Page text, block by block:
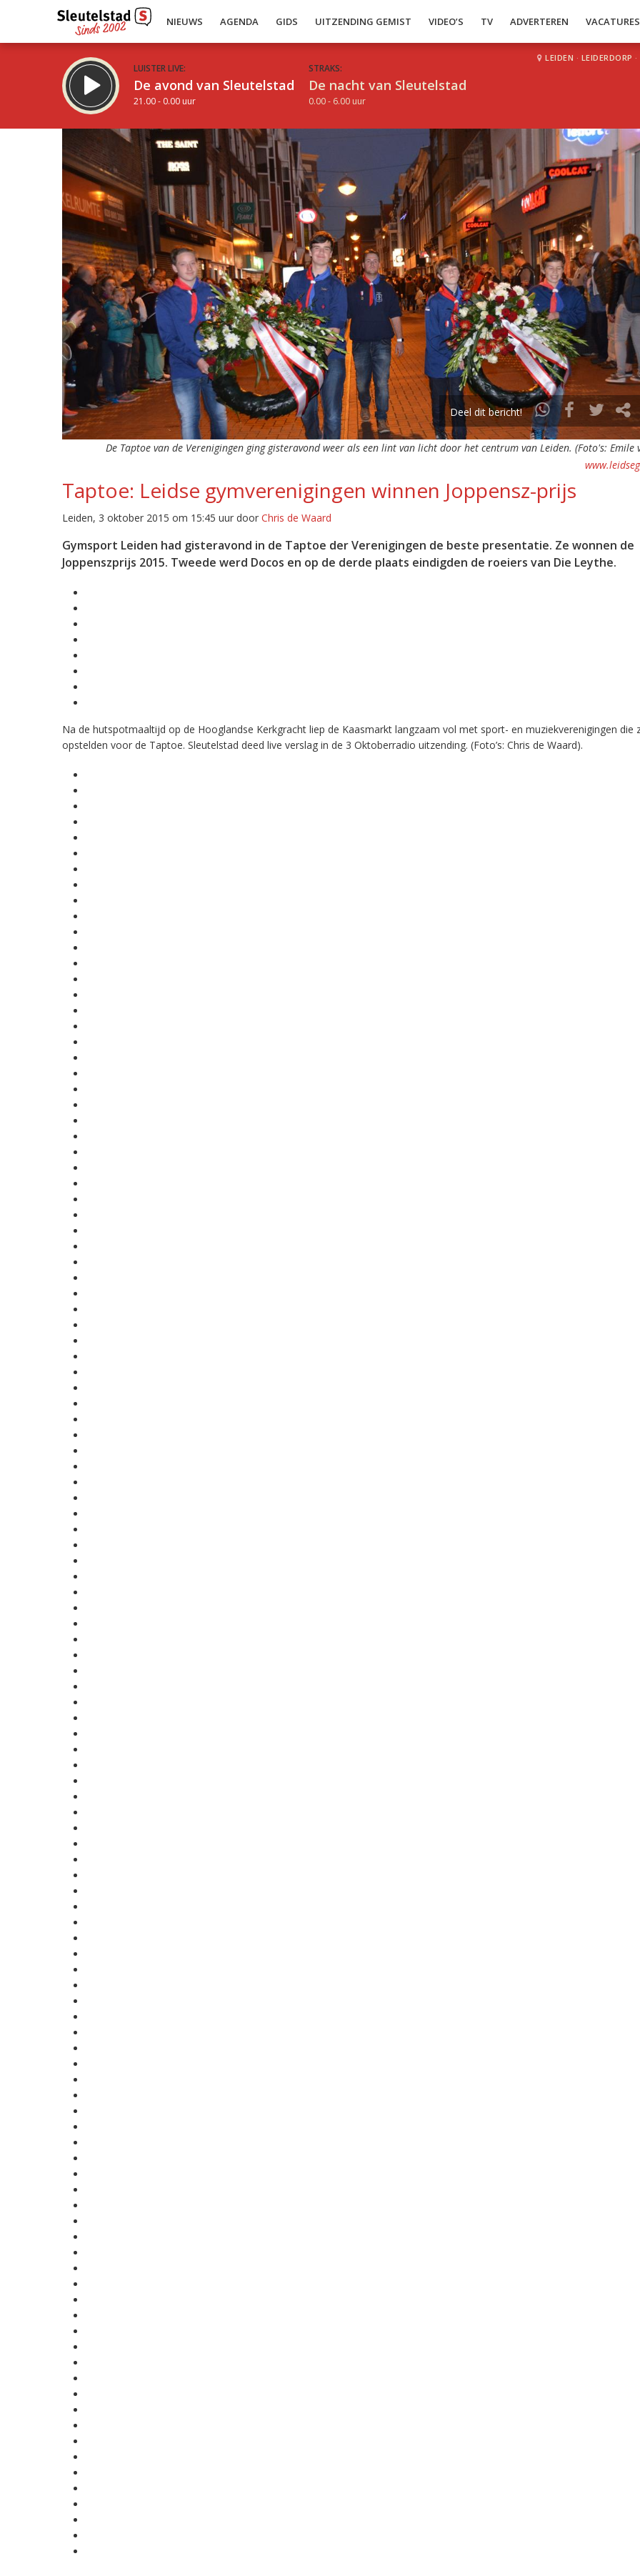
NIEUWS AGENDA GIDS UITZENDING GEMIST VIDEO’S TV ADVERTEREN VACATURES
LUISTER LIVE:
De avond van Sleutelstad
21.00 - 0.00 uur
STRAKS:
De nacht van Sleutelstad
0.00 - 6.00 uur
LEIDEN · LEIDERDORP ·
Inklappen
Deel dit bericht!
De Taptoe van de Verenigingen ging gisteravond weer als een lint van licht door het centrum van Leiden. (Foto's: Emile
Taptoe: Leidse gymverenigingen winnen Joppensz-prijs
Leiden, 3 oktober 2015 om 15:45 uur door Chris de Waard
Gymsport Leiden had gisteravond in de Taptoe der Verenigingen de beste presentatie. Ze wonnen de
Joppenszprijs 2015. Tweede werd Docos en op de derde plaats eindigden de roeiers van Die Leythe.
Na de hutspotmaaltijd op de Hooglandse Kerkgracht liep de Kaasmarkt langzaam vol met sport- en muziekverenigingen die
opstelden voor de Taptoe. Sleutelstad deed live verslag in de 3 Oktoberradio uitzending. (Foto’s: Chris de Waard).